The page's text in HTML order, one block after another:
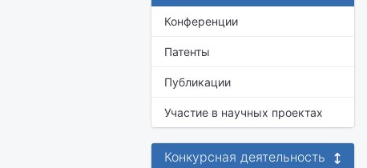
Конференции
Патенты
Публикации
Участие в научных проектах
Конкурсная деятельность